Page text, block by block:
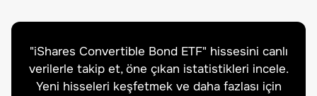
"iShares Convertible Bond ETF" hissesini canlı
verilerle takip et, öne çıkan istatistikleri incele.
Yeni hisseleri keşfetmek ve daha fazlası için